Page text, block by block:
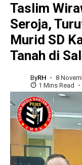
Taslim
Seroja,
Murid SD
Tanah di
ByRH
8
1 Mins Read